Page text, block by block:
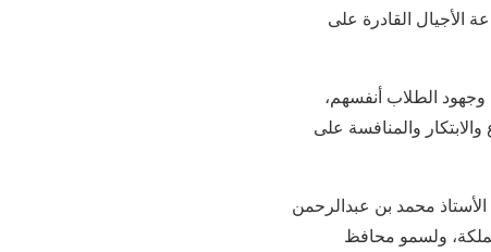
الأجيال القادرة على
الطلاب أنفسهم،
والمنافسة على
محمد بن عبدالرحمن
ولسمو محافظ